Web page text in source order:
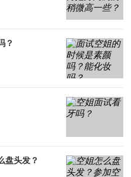
？
盘头发？